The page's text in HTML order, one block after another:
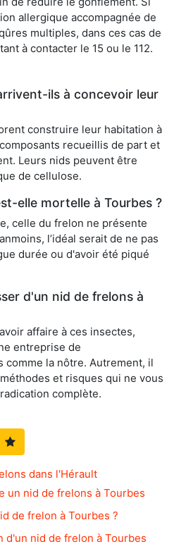
allergique accompagnée de
multiples, dans ces cas de
à contacter le 15 ou le 112.
ils à concevoir leur
construire leur habitation à
recueillis de part et
Leurs nids peuvent être
de cellulose.
elle mortelle à Tourbes ?
celle du frelon ne présente
l’idéal serait de ne pas
durée ou d'avoir été piqué
d'un nid de frelons à
affaire à ces insectes,
entreprise de
comme la nôtre. Autrement, il
et risques qui ne vous
complète.
dans l'Hérault
un nid de frelons à Tourbes
de frelon à Tourbes ?
d'un nid de frelon à Tourbes